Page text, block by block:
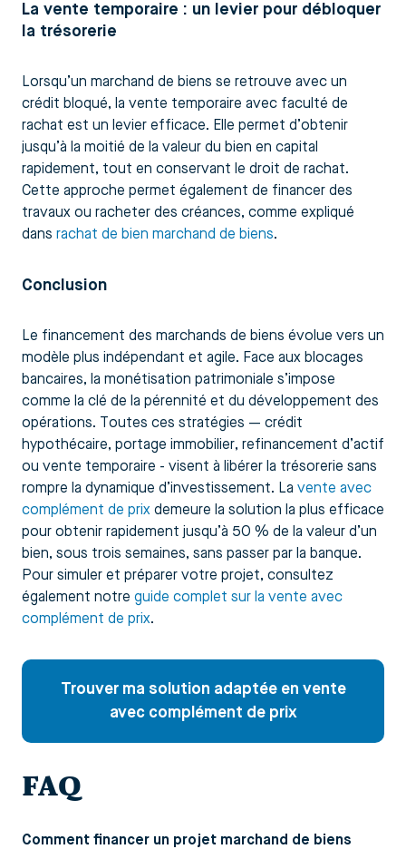
La vente temporaire : un levier pour débloquer
la trésorerie
Lorsqu’un marchand de biens se retrouve avec un
crédit bloqué, la vente temporaire avec faculté de
rachat est un levier efficace. Elle permet d’obtenir
jusqu’à la moitié de la valeur du bien en capital
rapidement, tout en conservant le droit de rachat.
Cette approche permet également de financer des
travaux ou racheter des créances, comme expliqué
dans rachat de bien marchand de biens.
Conclusion
Le financement des marchands de biens évolue vers un
modèle plus indépendant et agile. Face aux blocages
bancaires, la monétisation patrimoniale s’impose
comme la clé de la pérennité et du développement des
opérations. Toutes ces stratégies — crédit
hypothécaire, portage immobilier, refinancement d’actif
ou vente temporaire - visent à libérer la trésorerie sans
rompre la dynamique d’investissement. La vente avec
complément de prix demeure la solution la plus efficace
pour obtenir rapidement jusqu’à 50 % de la valeur d’un
bien, sous trois semaines, sans passer par la banque.
Pour simuler et préparer votre projet, consultez
également notre guide complet sur la vente avec
complément de prix.
Trouver ma solution adaptée en vente
avec complément de prix
FAQ
Comment financer un projet marchand de biens